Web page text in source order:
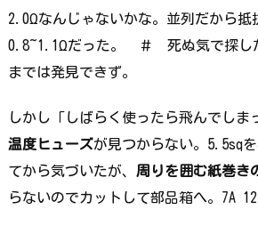
2.0Ωなんじゃないかな。並列だから抵
0.8~1.1Ωだった。 ＃ 死ぬ気で探し
までは発見できず。
しかし「しばらく使ったら飛んでしま
温度ヒューズが見つからない。5.5sq
てから気づいたが、 周りを囲む紙巻き
らないのでカットして部品箱へ。7A